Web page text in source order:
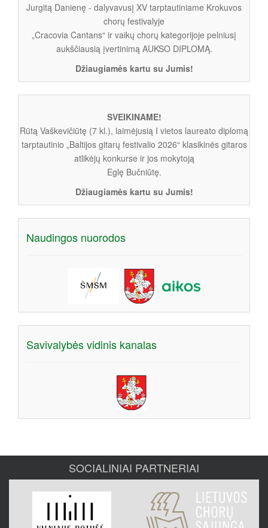
Jurgitą Danienę - dalyvavusį XV tarptautiniame Krokuvos
chorų festivalyje
„Cracovia Cantans“ ir vaikų chorų kategorijoje pelniusį
aukščiausią įvertinimą AUKSO DIPLOMĄ.
Džiaugiamės kartu su Jumis!
SVEIKINAME!
Rūtą Vaškevičiūtę (7 kl.), laimėjusią I vietos laureato diplomą
tarptautinio „Baltijos gitarų festivalio 2026“ klasikinės gitaros
atlikėjų konkurse ir jos mokytoją
Eglę Bučniūtę.
Džiaugiamės kartu su Jumis!
Naudingos nuorodos
Savivalybės vidinis kanalas
SOCIALINIAI PARTNERIAI